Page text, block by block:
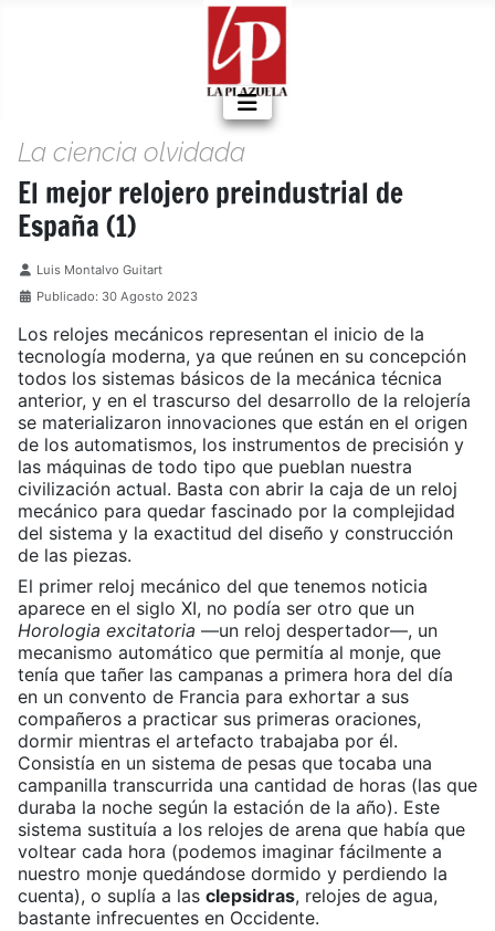
La ciencia olvidada
El mejor relojero preindustrial de
España (1)
Detalles
Luis Montalvo Guitart
Publicado: 30 Agosto 2023
Los relojes mecánicos representan el inicio de la
tecnología moderna, ya que reúnen en su concepción
todos los sistemas básicos de la mecánica técnica
anterior, y en el trascurso del desarrollo de la relojería
se materializaron innovaciones que están en el origen
de los automatismos, los instrumentos de precisión y
las máquinas de todo tipo que pueblan nuestra
civilización actual. Basta con abrir la caja de un reloj
mecánico para quedar fascinado por la complejidad
del sistema y la exactitud del diseño y construcción
de las piezas.
El primer reloj mecánico del que tenemos noticia
aparece en el siglo XI, no podía ser otro que un
Horologia excitatoria —un reloj despertador—, un
mecanismo automático que permitía al monje, que
tenía que tañer las campanas a primera hora del día
en un convento de Francia para exhortar a sus
compañeros a practicar sus primeras oraciones,
dormir mientras el artefacto trabajaba por él.
Consistía en un sistema de pesas que tocaba una
campanilla transcurrida una cantidad de horas (las que
duraba la noche según la estación de la año). Este
sistema sustituía a los relojes de arena que había que
voltear cada hora (podemos imaginar fácilmente a
nuestro monje quedándose dormido y perdiendo la
cuenta), o suplía a las clepsidras, relojes de agua,
bastante infrecuentes en Occidente.